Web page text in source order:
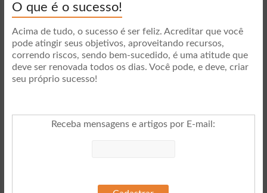
O que é o sucesso!
Acima de tudo, o sucesso é ser feliz. Acreditar que você
pode atingir seus objetivos, aproveitando recursos,
correndo riscos, sendo bem-sucedido, é uma atitude que
deve ser renovada todos os dias. Você pode, e deve, criar
seu próprio sucesso!
Receba mensagens e artigos por E-mail :